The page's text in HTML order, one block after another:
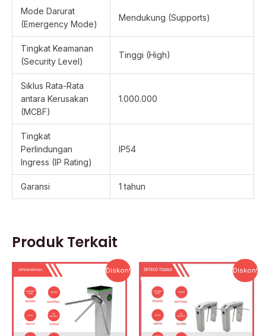
Mode Darurat
(Emergency Mode)
Mendukung (Supports)
Tingkat Keamanan
(Security Level)
Tinggi (High)
Siklus Rata-Rata
antara Kerusakan
(MCBF)
1.000.000
Tingkat
Perlindungan
Ingress (IP Rating)
IP54
Garansi 1 tahun
Produk Terkait
Diskon!
Harga
aslinya
Rp19.568.000.
Harga
saat
ini
Rp15.654.400.
Diskon!
Harga
saat
ini